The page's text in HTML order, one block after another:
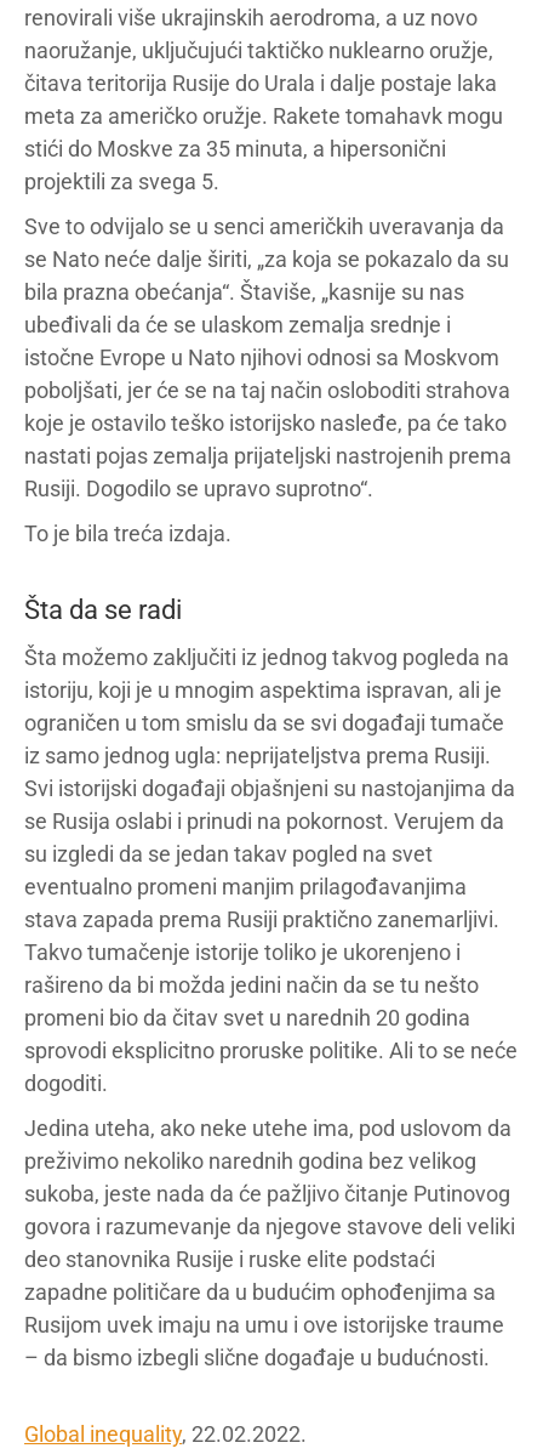
renovirali više ukrajinskih aerodroma, a uz novo
naoružanje, uključujući taktičko nuklearno oružje,
čitava teritorija Rusije do Urala i dalje postaje laka
meta za američko oružje. Rakete tomahavk mogu
stići do Moskve za 35 minuta, a hipersonični
projektili za svega 5.
Sve to odvijalo se u senci američkih uveravanja da
se Nato neće dalje širiti, „za koja se pokazalo da su
bila prazna obećanja“. Štaviše, „kasnije su nas
ubeđivali da će se ulaskom zemalja srednje i
istočne Evrope u Nato njihovi odnosi sa Moskvom
poboljšati, jer će se na taj način osloboditi strahova
koje je ostavilo teško istorijsko nasleđe, pa će tako
nastati pojas zemalja prijateljski nastrojenih prema
Rusiji. Dogodilo se upravo suprotno“.
To je bila treća izdaja.
Šta da se radi
Šta možemo zaključiti iz jednog takvog pogleda na
istoriju, koji je u mnogim aspektima ispravan, ali je
ograničen u tom smislu da se svi događaji tumače
iz samo jednog ugla: neprijateljstva prema Rusiji.
Svi istorijski događaji objašnjeni su nastojanjima da
se Rusija oslabi i prinudi na pokornost. Verujem da
su izgledi da se jedan takav pogled na svet
eventualno promeni manjim prilagođavanjima
stava zapada prema Rusiji praktično zanemarljivi.
Takvo tumačenje istorije toliko je ukorenjeno i
rašireno da bi možda jedini način da se tu nešto
promeni bio da čitav svet u narednih 20 godina
sprovodi eksplicitno proruske politike. Ali to se neće
dogoditi.
Jedina uteha, ako neke utehe ima, pod uslovom da
preživimo nekoliko narednih godina bez velikog
sukoba, jeste nada da će pažljivo čitanje Putinovog
govora i razumevanje da njegove stavove deli veliki
deo stanovnika Rusije i ruske elite podstaći
zapadne političare da u budućim ophođenjima sa
Rusijom uvek imaju na umu i ove istorijske traume
– da bismo izbegli slične događaje u budućnosti.
Global inequality, 22.02.2022.